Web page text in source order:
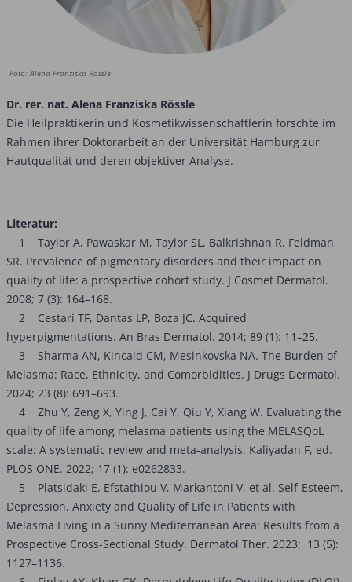
Foto: Alena Franziska Rössle
Dr. rer. nat. Alena Franziska Rössle
Die Heilpraktikerin und Kosmetikwissenschaftlerin forschte im
Rahmen ihrer Doktorarbeit an der Universität Hamburg zur
Hautqualität und deren objektiver Analyse.
Literatur:
1 Taylor A, Pawaskar M, Taylor SL, Balkrishnan R, Feldman
SR. Prevalence of pigmentary disorders and their impact on
quality of life: a prospective cohort study. J Cosmet Dermatol.
2008; 7 (3): 164–168.
2 Cestari TF, Dantas LP, Boza JC. Acquired
hyperpigmentations. An Bras Dermatol. 2014; 89 (1): 11–25.
3 Sharma AN, Kincaid CM, Mesinkovska NA. The Burden of
Melasma: Race, Ethnicity, and Comorbidities. J Drugs Dermatol.
2024; 23 (8): 691–693.
4 Zhu Y, Zeng X, Ying J, Cai Y, Qiu Y, Xiang W. Evaluating the
quality of life among melasma patients using the MELASQoL
scale: A systematic review and meta-analysis. Kaliyadan F, ed.
PLOS ONE. 2022; 17 (1): e0262833.
5 Platsidaki E, Efstathiou V, Markantoni V, et al. Self-Esteem,
Depression, Anxiety and Quality of Life in Patients with
Melasma Living in a Sunny Mediterranean Area: Results from a
Prospective Cross-Sectional Study. Dermatol Ther. 2023; 13 (5):
1127–1136.